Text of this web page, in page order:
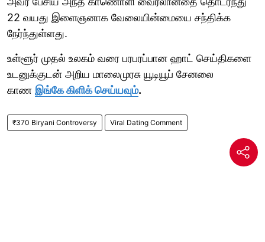
22 வயது இளைஞனாக வேலையின்மையை சந்திக்க
நேர்ந்துள்ளது.
உள்ளூர் முதல் உலகம் வரை பரபரப்பான ஹாட் செய்திகளை
உடனுக்குடன் அறிய மாலைமுரசு யூடியூப் சேனலை
காண இங்கே கிளிக் செய்யவும்.
₹370 Biryani Controversy Viral Dating Comment